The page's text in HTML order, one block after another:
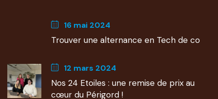
16 mai 2024
Trouver une alternance en Tech de co
12 mars 2024
Nos 24 Etoiles : une remise de prix au
cœur du Périgord !